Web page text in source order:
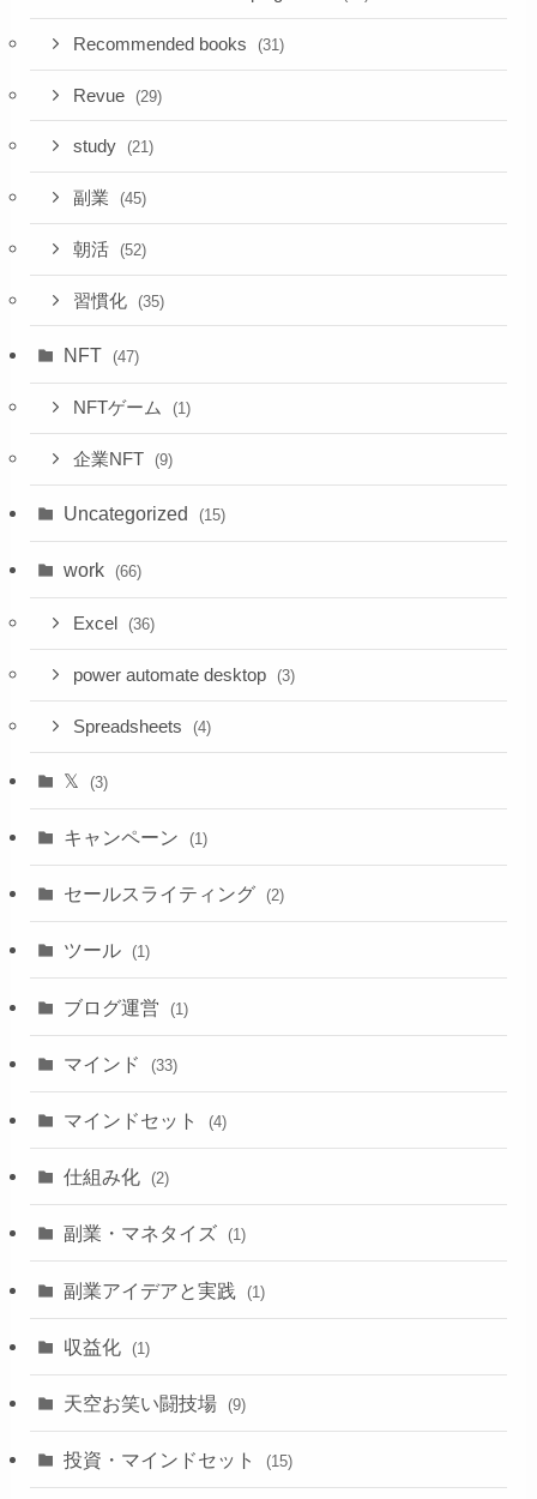
Recommended books (31)
Revue (29)
study (21)
副業 (45)
朝活 (52)
習慣化 (35)
NFT (47)
NFTゲーム (1)
企業NFT (9)
Uncategorized (15)
work (66)
Excel (36)
power automate desktop (3)
Spreadsheets (4)
𝕏 (3)
キャンペーン (1)
セールスライティング (2)
ツール (1)
ブログ運営 (1)
マインド (33)
マインドセット (4)
仕組み化 (2)
副業・マネタイズ (1)
副業アイデアと実践 (1)
収益化 (1)
天空お笑い闘技場 (9)
投資・マインドセット (15)